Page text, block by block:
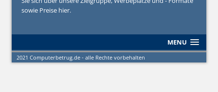
sowie Preise hier.
MENU
2021 Computerbetrug.de - alle Rechte vorbehalten